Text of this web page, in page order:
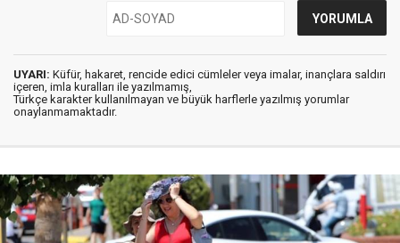
UYARI: Küfür, hakaret, rencide edici cümleler veya imalar, inançlara saldırı
içeren, imla kuralları ile yazılmamış,
Türkçe karakter kullanılmayan ve büyük harflerle yazılmış yorumlar
onaylanmamaktadır.